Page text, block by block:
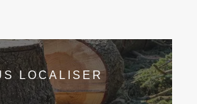
LOCALISER